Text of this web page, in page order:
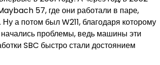
57, где они работали в паре,
а потом был W211, благодаря которому
проблемы, ведь машины эти
SBC быстро стали достоянием